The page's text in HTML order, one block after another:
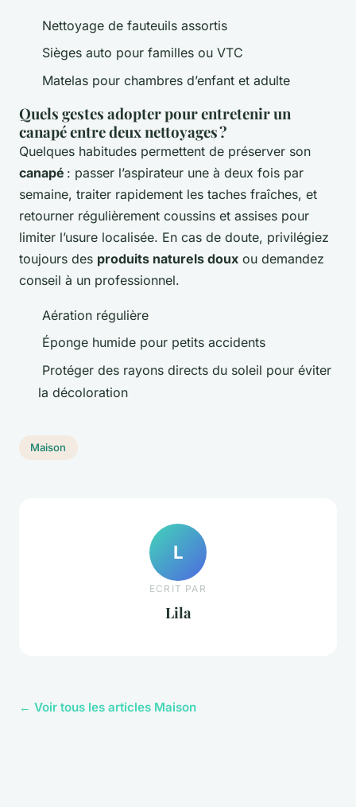
Nettoyage de fauteuils assortis
Sièges auto pour familles ou VTC
Matelas pour chambres d’enfant et adulte
Quels gestes adopter pour entretenir un
canapé entre deux nettoyages ?
Quelques habitudes permettent de préserver son
canapé : passer l’aspirateur une à deux fois par
semaine, traiter rapidement les taches fraîches, et
retourner régulièrement coussins et assises pour
limiter l’usure localisée. En cas de doute, privilégiez
toujours des produits naturels doux ou demandez
conseil à un professionnel.
Aération régulière
Éponge humide pour petits accidents
Protéger des rayons directs du soleil pour éviter
la décoloration
Maison
L
ECRIT PAR
Lila
← Voir tous les articles Maison